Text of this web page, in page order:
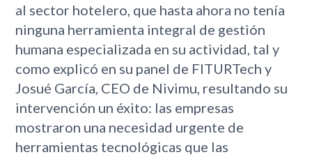
al sector hotelero, que hasta ahora no tenía
ninguna herramienta integral de gestión
humana especializada en su actividad, tal y
como explicó en su panel de FITURTech y
Josué García, CEO de Nivimu, resultando su
intervención un éxito: las empresas
mostraron una necesidad urgente de
herramientas tecnológicas que las